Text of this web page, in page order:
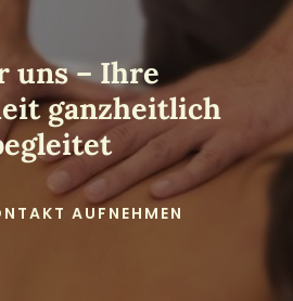
uns – Ihre
ganzheitlich
AUFNEHMEN